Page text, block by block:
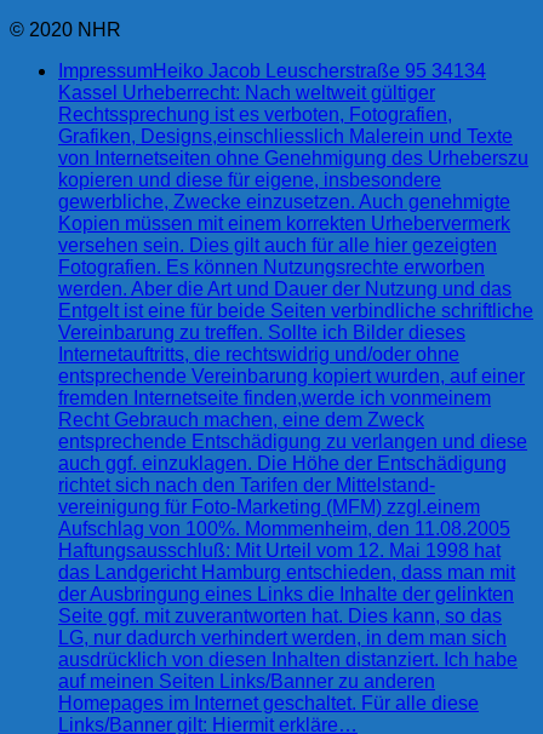
© 2020 NHR
ImpressumHeiko Jacob Leuscherstraße 95 34134
Kassel Urheberrecht: Nach weltweit gültiger
Rechtssprechung ist es verboten, Fotografien,
Grafiken, Designs,einschliesslich Malerein und Texte
von Internetseiten ohne Genehmigung des Urheberszu
kopieren und diese für eigene, insbesondere
gewerbliche, Zwecke einzusetzen. Auch genehmigte
Kopien müssen mit einem korrekten Urhebervermerk
versehen sein. Dies gilt auch für alle hier gezeigten
Fotografien. Es können Nutzungsrechte erworben
werden. Aber die Art und Dauer der Nutzung und das
Entgelt ist eine für beide Seiten verbindliche schriftliche
Vereinbarung zu treffen. Sollte ich Bilder dieses
Internetauftritts, die rechtswidrig und/oder ohne
entsprechende Vereinbarung kopiert wurden, auf einer
fremden Internetseite finden,werde ich vonmeinem
Recht Gebrauch machen, eine dem Zweck
entsprechende Entschädigung zu verlangen und diese
auch ggf. einzuklagen. Die Höhe der Entschädigung
richtet sich nach den Tarifen der Mittelstand-
vereinigung für Foto-Marketing (MFM) zzgl.einem
Aufschlag von 100%. Mommenheim, den 11.08.2005
Haftungsausschluß: Mit Urteil vom 12. Mai 1998 hat
das Landgericht Hamburg entschieden, dass man mit
der Ausbringung eines Links die Inhalte der gelinkten
Seite ggf. mit zuverantworten hat. Dies kann, so das
LG, nur dadurch verhindert werden, in dem man sich
ausdrücklich von diesen Inhalten distanziert. Ich habe
auf meinen Seiten Links/Banner zu anderen
Homepages im Internet geschaltet. Für alle diese
Links/Banner gilt: Hiermit erkläre…